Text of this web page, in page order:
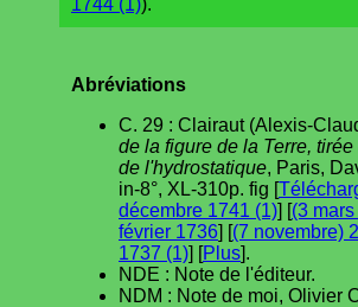
Abréviations
C. 29 : Clairaut (Alexis-
de la figure de la Terre,
de l'hydrostatique, Paris,
in-8°, XL-310p. fig [
décembre 1741 (1)] [(3
février 1736] [(7 novembre)
1737 (1)] [Plus].
NDE : Note de l'éditeur.
NDM : Note de moi, Olivier